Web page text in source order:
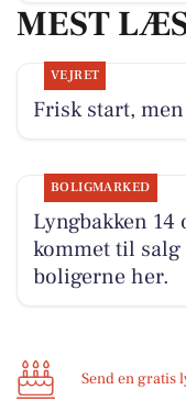
MEST
VEJRET
Frisk start,
BOLIGMARKED
Lyngbakken
kommet til
boligerne her.
Send en gratis